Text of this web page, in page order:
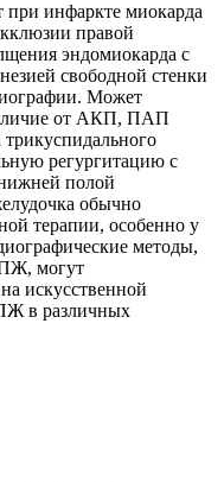
инфаркте миокарда
правой
эндомиокарда с
свободной стенки
Может
от АКП, ПАП
регургитацию с
полой
обычно
терапии, особенно у
методы,
могут
искусственной
в различных